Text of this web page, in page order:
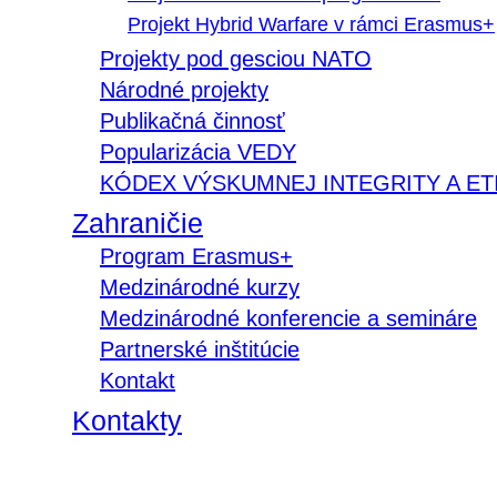
Projekt Hybrid Warfare v rámci Erasmus+
Projekty pod gesciou NATO
Národné projekty
Publikačná činnosť
Popularizácia VEDY
KÓDEX VÝSKUMNEJ INTEGRITY A
Zahraničie
Program Erasmus+
Medzinárodné kurzy
Medzinárodné konferencie a semináre
Partnerské inštitúcie
Kontakt
Kontakty